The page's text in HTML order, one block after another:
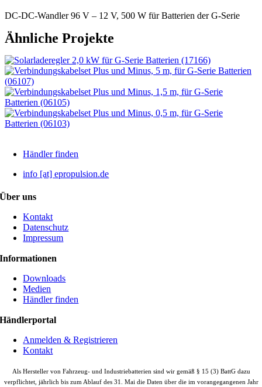
DC-DC-Wandler 96 V – 12 V, 500 W für Batterien der G-Serie
Ähnliche Projekte
Händler finden
info [at] epropulsion.de
Über uns
Kontakt
Datenschutz
Impressum
Informationen
Downloads
Medien
Händler finden
Händlerportal
Anmelden & Registrieren
Kontakt
Als Hersteller von Fahrzeug- und Industriebatterien sind wir gemäß § 15 (3) BattG dazu
verpflichtet, jährlich bis zum Ablauf des 31. Mai die Daten über die im vorangegangenen Jahr